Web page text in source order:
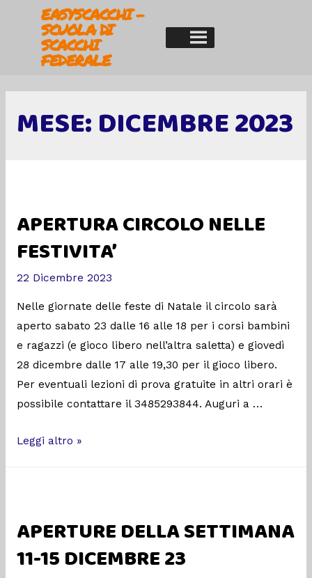
EASYSCACCHI -
SCUOLA DI
SCACCHI
FEDERALE
MESE:DICEMBRE 2023
APERTURA CIRCOLO NELLE
FESTIVITA’
22 Dicembre 2023
Nelle giornate delle feste di Natale il circolo sarà
aperto sabato 23 dalle 16 alle 18 per i corsi bambini
e ragazzi (e gioco libero nell’altra saletta) e giovedì
28 dicembre dalle 17 alle 19,30 per il gioco libero.
Per eventuali lezioni di prova gratuite in altri orari è
possibile contattare il 3485293844. Auguri a …
Leggi altro »
APERTURE DELLA SETTIMANA
11-15 DICEMBRE 23